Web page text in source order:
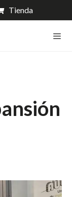
Tienda